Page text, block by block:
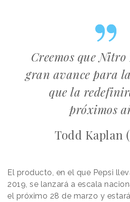
Creemos que Nitro
gran avance para
que la
próximos
Todd Kaplan
El producto, en el que Pepsi
2019, se lanzará a escala
el próximo 28 de marzo y